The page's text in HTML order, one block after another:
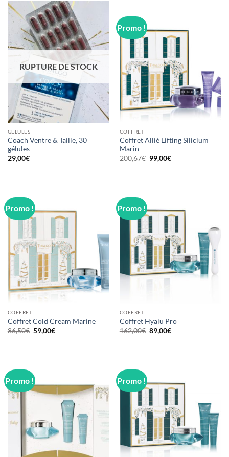
RUPTURE DE STOCK
GÉLULES
Coach Ventre & Taille, 30
gélules
29,00€
Promo !
COFFRET
Coffret Allié Lifting Silicium
Marin
200,67€ Le
prix
99,00€Le
Promo !
COFFRET
Coffret Cold Cream Marine
86,50€ Le
prix
59,00€Le
Promo !
COFFRET
Coffret Hyalu Pro
162,00€ Le
prix
89,00€Le
Promo ! Promo !